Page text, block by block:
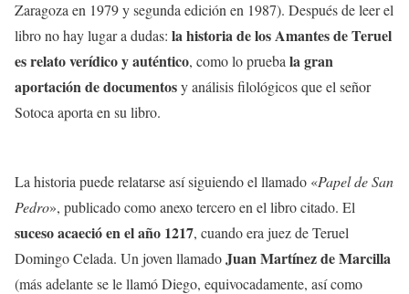
Zaragoza en 1979 y segunda edición en 1987). Después de leer el
libro no hay lugar a dudas: la historia de los Amantes de Teruel
es relato verídico y auténtico, como lo prueba la gran
aportación de documentosy análisis filológicos que el señor
Sotoca aporta en su libro.
La historia puede relatarse así siguiendo el llamado «Papel de San
Pedro», publicado como anexo tercero en el libro citado. El
suceso acaeció en el año 1217, cuando era juez de Teruel
Domingo Celada. Un joven llamadoJuan Martínez de Marcilla
(más adelante se le llamó Diego, equivocadamente, así como